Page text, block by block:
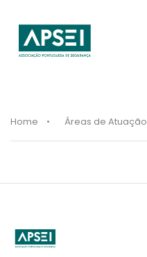
Home Áreas de Atuação